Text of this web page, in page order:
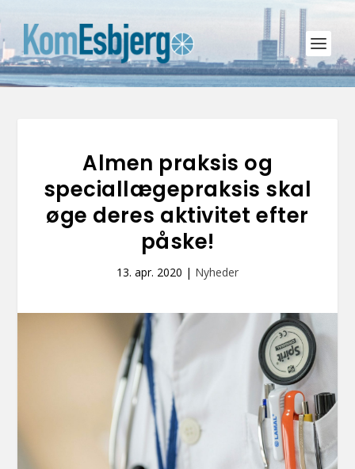
Almen praksis og
speciallægepraksis skal
øge deres aktivitet efter
påske!
13. apr. 2020 | Nyheder